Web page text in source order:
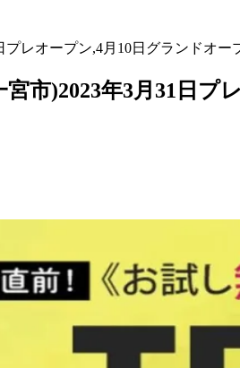
レオープン,4月10日グランドオー
市)2023年3月31日